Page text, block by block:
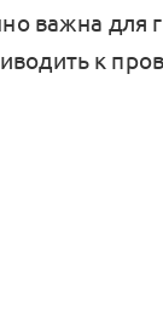
важна для
к